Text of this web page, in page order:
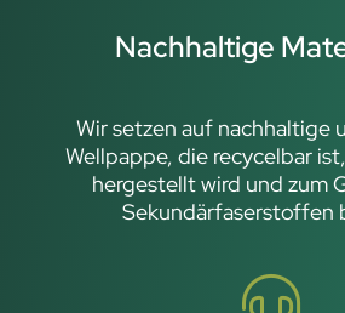
Nachhaltige
Wir setzen auf nachhaltige
Wellpappe, die recycelbar
hergestellt wird und zum
Sekundärfaserstoffen